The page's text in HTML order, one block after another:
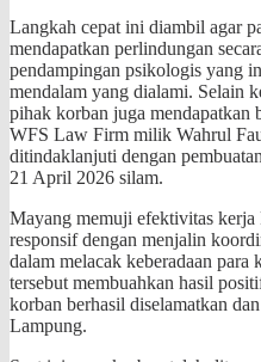
​Langkah cepat ini diambil agar
mendapatkan perlindungan
pendampingan psikologis yang
mendalam yang dialami. Selain
pihak korban juga mendapatkan
WFS Law Firm milik Wahrul
ditindaklanjuti dengan
21 April 2026 silam.
​Mayang memuji efektivitas
responsif dengan menjalin
dalam melacak keberadaan para
tersebut membuahkan hasil
korban berhasil diselamatkan
Lampung.